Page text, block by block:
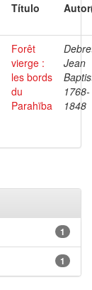
Título
Forêt
vierge :
les bords
du
Parahïba
Jean
1768-
1848
1
1